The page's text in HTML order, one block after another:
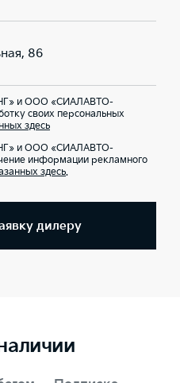
86
и ООО «СИАЛАВТО-
своих персональных
здесь
и ООО «СИАЛАВТО-
информации рекламного
здесь.
дилеру